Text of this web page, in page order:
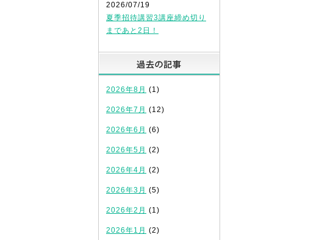
2026/07/19
夏季招待講習3講座締め切り
まであと2日！
2026年8月 (1)
2026年7月 (12)
2026年6月 (6)
2026年5月 (2)
2026年4月 (2)
2026年3月 (5)
2026年2月 (1)
2026年1月 (2)